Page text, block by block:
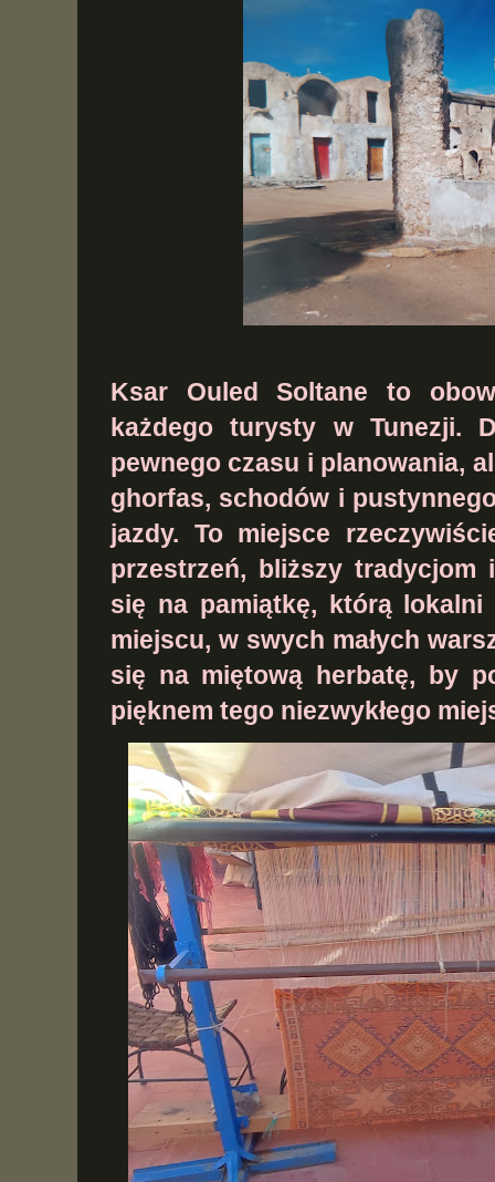
Ksar Ouled Soltane to
każdego turysty w Tunezji.
pewnego czasu i planowania,
ghorfas, schodów i
jazdy. To miejsce
przestrzeń, bliższy
się na pamiątkę, którą
miejscu, w swych małych
się na miętową herbatę, by
pięknem tego niezwykłego